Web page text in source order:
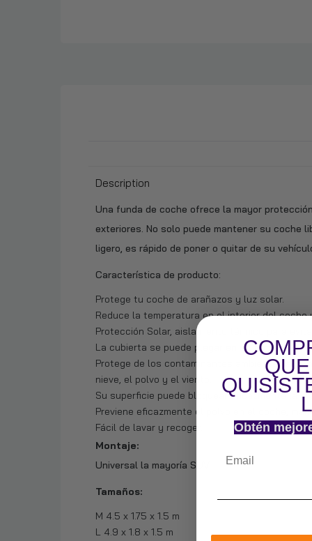
Description
Una funda de coche ofrece la mayor
exteriores. No solo puede mantener su coche
ligero, es rápido de poner o quitar de su
Característica de producto:
Protege tu coche de arañazos y luz solar.
Reduce la temperatura en el interior del
Protección Solar, aislamiento térmico para
La cubierta se puede plegar en un tamaño
Protege de los contaminantes ambientales
nieve, el polvo y el viento.
Su superficie puede bloquear eficazmente la
Previene eficazmente el polvo en el coche,
Fácil de lavar y recoger.
Montaje:
Universal la mayoría SUV.
Tamaños:
M 4.5 x 1.75 x 1.5 m
L 4.9 x 1.8 x 1.5 m
Obtén